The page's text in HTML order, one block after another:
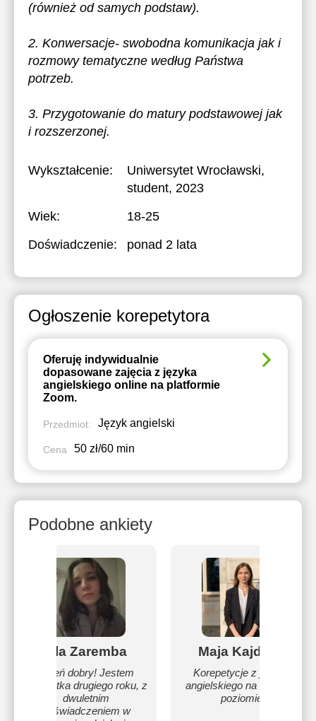
(również od samych podstaw).
2. Konwersacje- swobodna komunikacja jak i
rozmowy tematyczne według Państwa
potrzeb.
3. Przygotowanie do matury podstawowej jak
i rozszerzonej.
Wykształcenie: Uniwersytet Wrocławski,
student, 2023
Wiek:
18-25
Doświadczenie:
ponad 2 lata
Ogłoszenie korepetytora
Oferuję indywidualnie
dopasowane zajęcia z języka
angielskiego online na platformie
Zoom.
Przedmiot: Język angielski
Cena 50 zł/60 min
Podobne ankiety
Ula Zaremba
Dzień dobry! Jestem
studentka drugiego roku, z
dwuletnim
doświadczeniem w
Maja Kajdasz
Korepetycje z języka
angielskiego na każdym
poziomie